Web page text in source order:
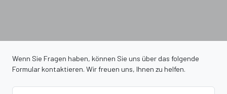
Wenn Sie Fragen haben, können Sie uns über das folgende
Formular kontaktieren. Wir freuen uns, Ihnen zu helfen.